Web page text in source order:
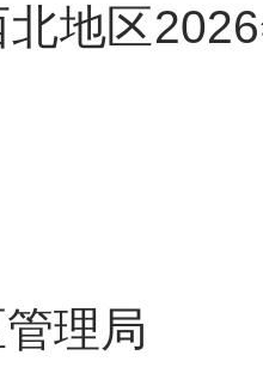
地区2026
理局